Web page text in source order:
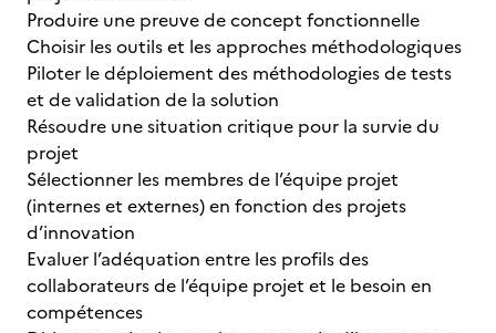
Produire une preuve de concept fonctionnelle
Choisir les outils et les approches méthodologiques
Piloter le déploiement des méthodologies de tests
et de validation de la solution
Résoudre une situation critique pour la survie du
projet
Sélectionner les membres de l’équipe projet
(internes et externes) en fonction des projets
d’innovation
Evaluer l’adéquation entre les profils des
collaborateurs de l’équipe projet et le besoin en
compétences